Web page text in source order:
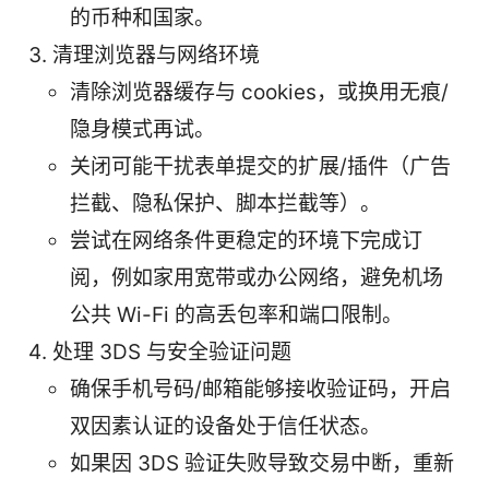
的币种和国家。
清理浏览器与网络环境
清除浏览器缓存与 cookies，或换用无痕/
隐身模式再试。
关闭可能干扰表单提交的扩展/插件（广告
拦截、隐私保护、脚本拦截等）。
尝试在网络条件更稳定的环境下完成订
阅，例如家用宽带或办公网络，避免机场
公共 Wi-Fi 的高丢包率和端口限制。
处理 3DS 与安全验证问题
确保手机号码/邮箱能够接收验证码，开启
双因素认证的设备处于信任状态。
如果因 3DS 验证失败导致交易中断，重新